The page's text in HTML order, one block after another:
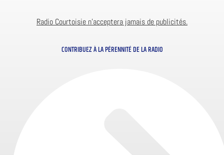
Radio Courtoisie n’acceptera jamais de publicités.
CONTRIBUEZ À LA PÉRENNITÉ DE LA RADIO